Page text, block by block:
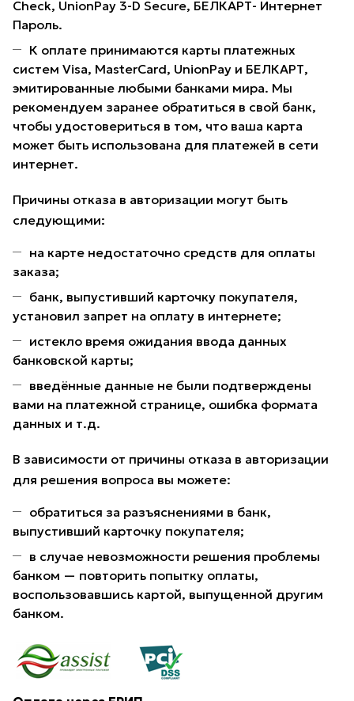
Check, UnionPay 3-D Secure, БЕЛКАРТ- Интернет
Пароль.
К оплате принимаются карты платежных
систем Visa, MasterCard, UnionPay и БЕЛКАРТ,
эмитированные любыми банками мира. Мы
рекомендуем заранее обратиться в свой банк,
чтобы удостовериться в том, что ваша карта
может быть использована для платежей в сети
интернет.
Причины отказа в авторизации могут быть
следующими:
на карте недостаточно средств для оплаты
заказа;
банк, выпустивший карточку покупателя,
установил запрет на оплату в интернете;
истекло время ожидания ввода данных
банковской карты;
введённые данные не были подтверждены
вами на платежной странице, ошибка формата
данных и т.д.
В зависимости от причины отказа в авторизации
для решения вопроса вы можете:
обратиться за разъяснениями в банк,
выпустивший карточку покупателя;
в случае невозможности решения проблемы
банком — повторить попытку оплаты,
воспользовавшись картой, выпущенной другим
банком.